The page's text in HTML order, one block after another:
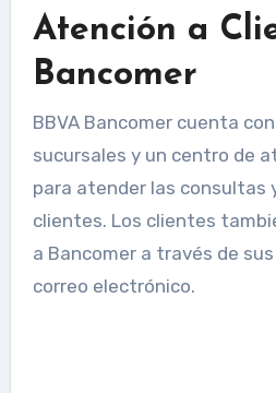
Atención a
Bancomer
BBVA Bancomer cuenta
sucursales y un centro de
para atender las consultas
clientes. Los clientes
a Bancomer a través de
correo electrónico.